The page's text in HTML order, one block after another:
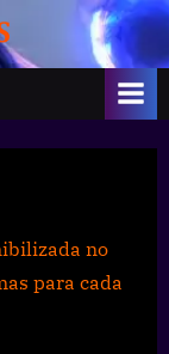
–
Azralon
no
para cada